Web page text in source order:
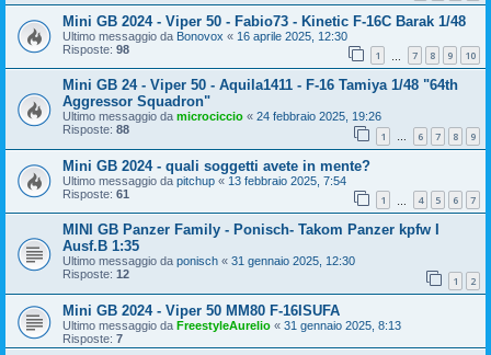
Mini GB 2024 - Viper 50 - Fabio73 - Kinetic F-16C Barak 1/48
Ultimo messaggio da Bonovox « 16 aprile 2025, 12:30
Risposte: 98 1 7 8 9 10
Mini GB 24 - Viper 50 - Aquila1411 - F-16 Tamiya 1/48 "64th
Aggressor Squadron"
Ultimo messaggio da microciccio « 24 febbraio 2025, 19:26
Risposte: 88 1 … 6 7 8 9
Mini GB 2024 - quali soggetti avete in mente?
Ultimo messaggio da pitchup « 13 febbraio 2025, 7:54
Risposte: 61 1 4 5 6 7
MINI GB Panzer Family - Ponisch- Takom Panzer kpfw I
Ausf.B 1:35
Ultimo messaggio da ponisch « 31 gennaio 2025, 12:30
Risposte: 12 1 2
Mini GB 2024 - Viper 50 MM80 F-16ISUFA
Ultimo messaggio da FreestyleAurelio « 31 gennaio 2025, 8:13
Risposte: 7